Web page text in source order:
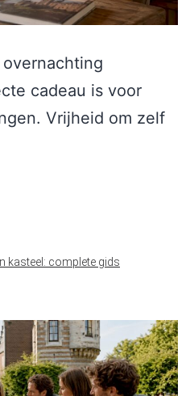
cadeau is voor
Vrijheid om zelf
kasteel: complete gids